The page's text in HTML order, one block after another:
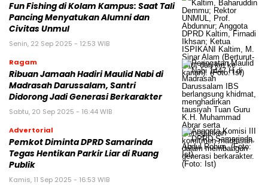
Fun Fishing di Kolam Kampus: Saat Tali
Pancing Menyatukan Alumni dan
Civitas Unmul
Senin, 22 Sep 2025 - 12:53 WIB
Ragam
Ribuan Jamaah Hadiri Maulid Nabi di
Madrasah Darussalam, Santri
Didorong Jadi Generasi Berkarakter
Sabtu, 20 Sep 2025 - 16:44 WIB
Advertorial
Pemkot Diminta DPRD Samarinda
Tegas Hentikan Parkir Liar di Ruang
Publik
Kamis, 11 Sep 2025 - 16:53 WIB